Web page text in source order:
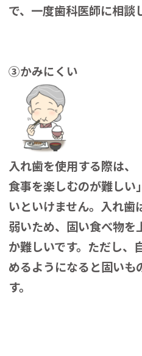
で、一度歯科医師に相談
③かみにくい
入れ歯を使用する際は、
食事を楽しむのが難しい
いといけません。入れ
弱いため、固い食べ物を
か難しいです。ただし、
めるようになると固いも
す。